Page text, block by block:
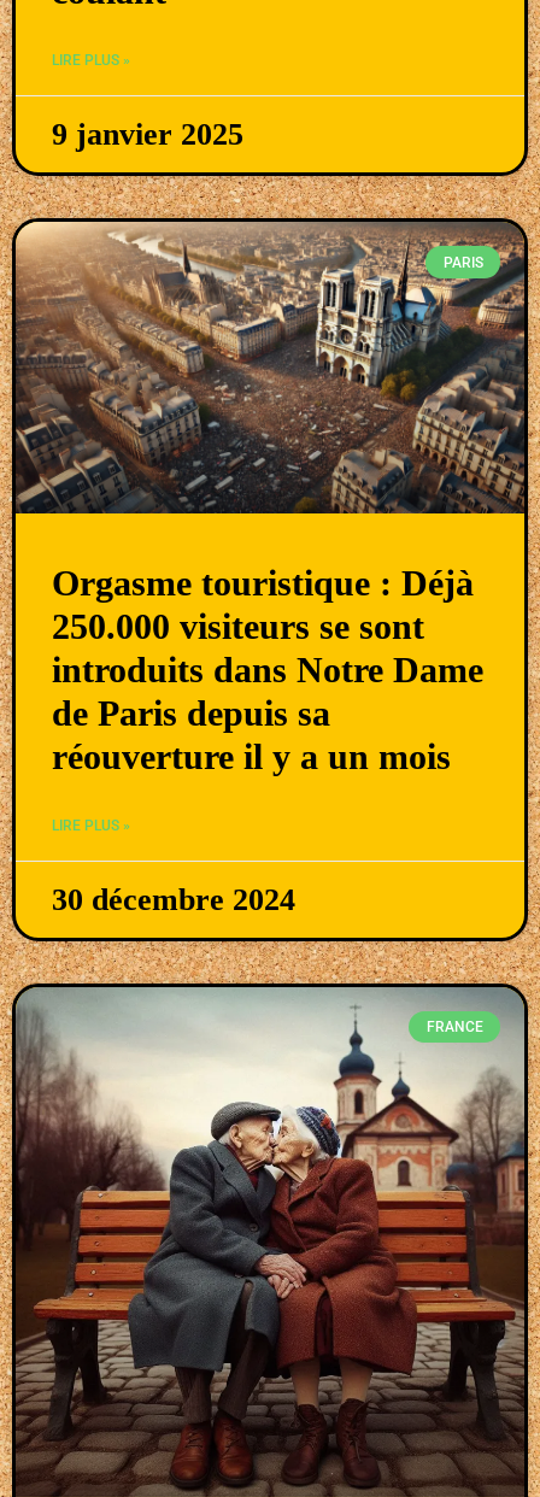
LIRE PLUS »
9 janvier 2025
PARIS
Orgasme touristique : Déjà
250.000 visiteurs se sont
introduits dans Notre Dame
de Paris depuis sa
réouverture il y a un mois
LIRE PLUS »
30 décembre 2024
FRANCE